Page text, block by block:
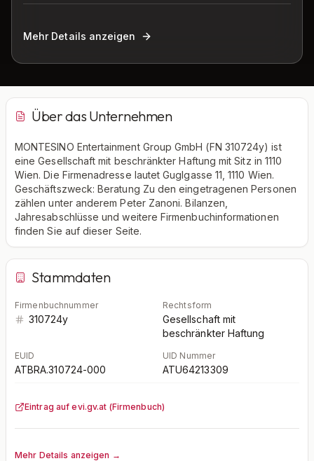
Mehr Details anzeigen
Über das Unternehmen
MONTESINO Entertainment Group GmbH (FN 310724y) ist
eine Gesellschaft mit beschränkter Haftung mit Sitz in 1110
Wien. Die Firmenadresse lautet Guglgasse 11, 1110 Wien.
Geschäftszweck: Beratung Zu den eingetragenen Personen
zählen unter anderem Peter Zanoni. Bilanzen,
Jahresabschlüsse und weitere Firmenbuchinformationen
finden Sie auf dieser Seite.
Stammdaten
Firmenbuchnummer
310724y
Rechtsform
Gesellschaft mit
beschränkter Haftung
EUID
ATBRA.310724-000
UID Nummer
ATU64213309
Eintrag auf evi.gv.at (Firmenbuch)
Mehr Details anzeigen →